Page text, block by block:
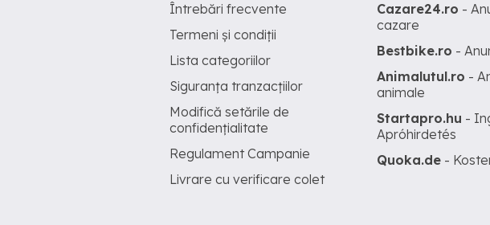
Întrebări frecvente
Termeni și condiții
Lista categoriilor
Siguranța tranzacțiilor
Modifică setările de
confidențialitate
Regulament Campanie
Livrare cu verificare colet
Cazare24.ro -
cazare
Bestbike.ro -
Animalutul.ro -
animale
Startapro.hu -
Apróhirdetés
Quoka.de -